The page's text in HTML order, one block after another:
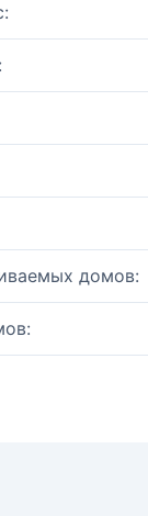
домов: